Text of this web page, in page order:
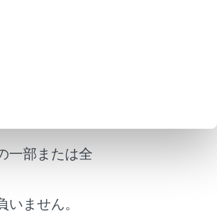
転を心がけてくださ
だし、音声案内にすべ
内が誤っていたり、遅
はひんぱんに変更されま
一部または全
ません。